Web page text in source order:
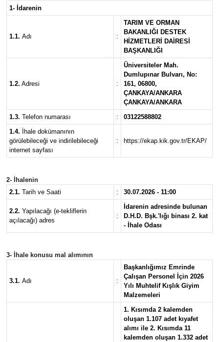
1- İdarenin
1.1. Adı :
TARIM VE ORMAN
BAKANLIĞI DESTEK
HİZMETLERİ DAİRESİ
BAŞKANLIĞI
1.2. Adresi :
Üniversiteler Mah.
Dumlupınar Bulvarı, No:
161, 06800,
ÇANKAYA/ANKARA
ÇANKAYA/ANKARA
1.3. Telefon numarası :
03122588802
1.4. İhale dokümanının
görülebileceği ve indirilebileceği
internet sayfası
: https://ekap.kik.gov.tr/EKAP/
2- İhalenin
2.1. Tarih ve Saati : 30.07.2026 - 11:00
2.2. Yapılacağı (e-tekliflerin
açılacağı) adres
:
İdarenin adresinde bulunan
D.H.D. Bşk.'lığı binası 2. kat
- İhale Odası
3- İhale konusu mal alımının
3.1. Adı :
Başkanlığımız Emrinde
Çalışan Personel İçin 2026
Yılı Muhtelif Kışlık Giyim
Malzemeleri
1. Kısımda 2 kalemden
oluşan 1.107 adet kıyafet
alımı ile 2. Kısımda 11
kalemden oluşan 1.332 adet
Güvenlik
Resmi İlan
Sağlık
Spor
Teknoloji